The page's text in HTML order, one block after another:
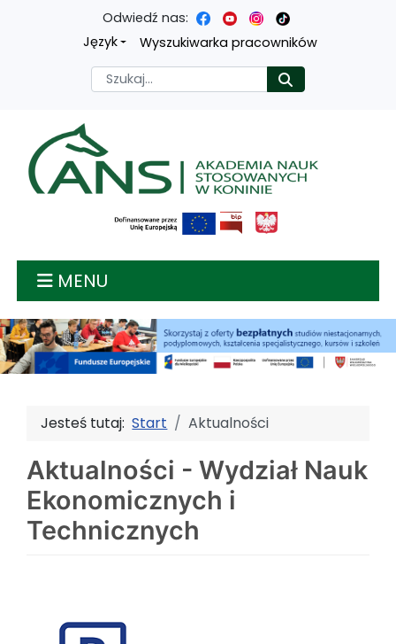
Przejdź
treści
głównej
Przejdź
menu
nawigacyjnego
Przejdź
wyszukiwarki
Przejdź
mapy
strony
Odwiedź nas:
Język
Wyszukiwarka pracowników
Szukaj
Akademia nauk
MENU
Jesteś tutaj:Start Aktualności
Aktualności - Wydział Nauk
Ekonomicznych i
Technicznych